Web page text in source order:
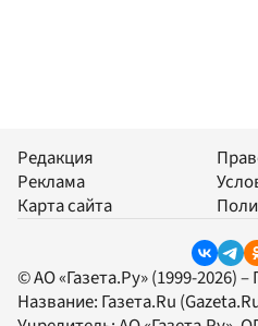
Редакция
Реклама
Карта сайта
© АО «Газета.Ру» (1999-2026)
Название: Газета.Ru